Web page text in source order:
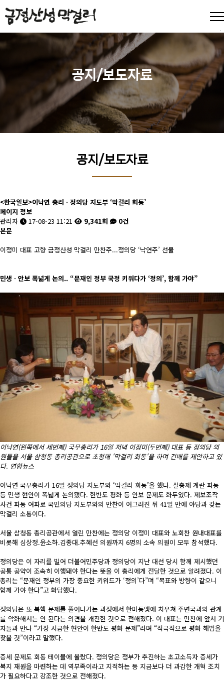
공지/보도자료
공지/보도자료
<한국일보>이낙연 총리ㆍ정의당 지도부 ‘막걸리 회동’
페이지 정보
관리자
17-08-23 11:21 9,341회
0건
본문
이정미 대표 고향 금정산성 막걸리 만찬주...정의당 ‘낙연주’ 선물
민생ㆍ안보 폭넓게 논의.. “문재인 정부 국정 키워다가 ‘정의’, 함께 가야”
이낙연(왼쪽에서 세번째) 국무총리가 16일 저녁 이정미(두번째) 대표 등 정의당 의
원들을 서울 삼청동 총리공관으로 초청해 '막걸리 회동'을 하며 건배를 제안하고 있
다. 연합뉴스
이낙연 국무총리가 16일 정의당 지도부와 ‘막걸리 회동’을 했다. 살충제 계란 파동
등 민생 현안이 폭넓게 논의됐다. 한반도 평화 등 안보 문제도 화두였다. 제보조작
사건 파동 여파로 국민의당 지도부와의 만찬이 어그러진 뒤 41일 만에 야당과 갖는
막걸리 소통이다.
서울 삼청동 총리공관에서 열린 만찬에는 정의당 이정미 대표와 노회찬 원내대표를
비롯해 심상정.윤소하.김종대.추혜선 의원까지 6명의 소속 의원이 모두 참석했다.
정의당은 이 자리를 빌어 더불어민주당과 정의당이 지난 대선 당시 함께 제시했던
공통 공약이 조속히 이행돼야 한다는 뜻을 이 총리에게 전달한 것으로 알려졌다. 이
총리는 “문재인 정부의 가장 중요한 키워드가 ‘정의’다”며 “목표와 방향이 같으니
함께 가야 한다”고 화답했다.
정의당은 또 북핵 문제를 풀어나가는 과정에서 한미동맹에 치우쳐 주변국과의 관계
를 악화해서는 안 된다는 의견을 개진한 것으로 전해졌다. 이 대표는 만찬에 앞서 기
자들과 만나 “가장 시급한 현안이 한반도 평화 문제”라며 “적극적으로 평화 해법을
찾을 것”이라고 말했다.
증세 문제도 회동 테이블에 올랐다. 정의당은 정부가 추진하는 초고소득자 증세가
복지 재원을 마련하는 데 역부족이라고 지적하는 등 지금보다 더 과감한 개혁 조치
가 필요하다고 강조한 것으로 전해졌다.